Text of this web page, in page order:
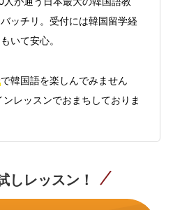
が通う日本最大の韓国語教
ッチリ。受付には韓国留学経
いて安心。
で韓国語を楽しんでみません
レッスンでおまちしておりま
しレッスン！